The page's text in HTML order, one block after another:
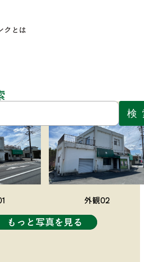
クとは
7日
外観02
もっと写真を見る